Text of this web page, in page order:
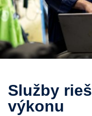
Služby riešení v oblasti
výkonu